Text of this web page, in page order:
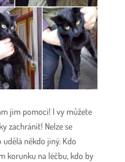
jim pomoci! I vy můžete
zachránit! Nelze se
někdo jiný. Kdo
korunku na léčbu, kdo by